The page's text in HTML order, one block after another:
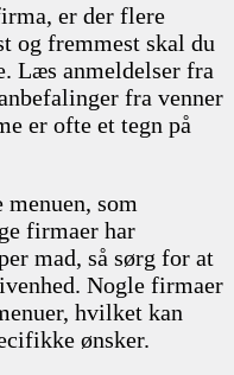
er der flere
og fremmest skal du
Læs anmeldelser fra
fra venner
er ofte et tegn på
som
firmaer har
mad, så sørg for at
Nogle firmaer
hvilket kan
ønsker.